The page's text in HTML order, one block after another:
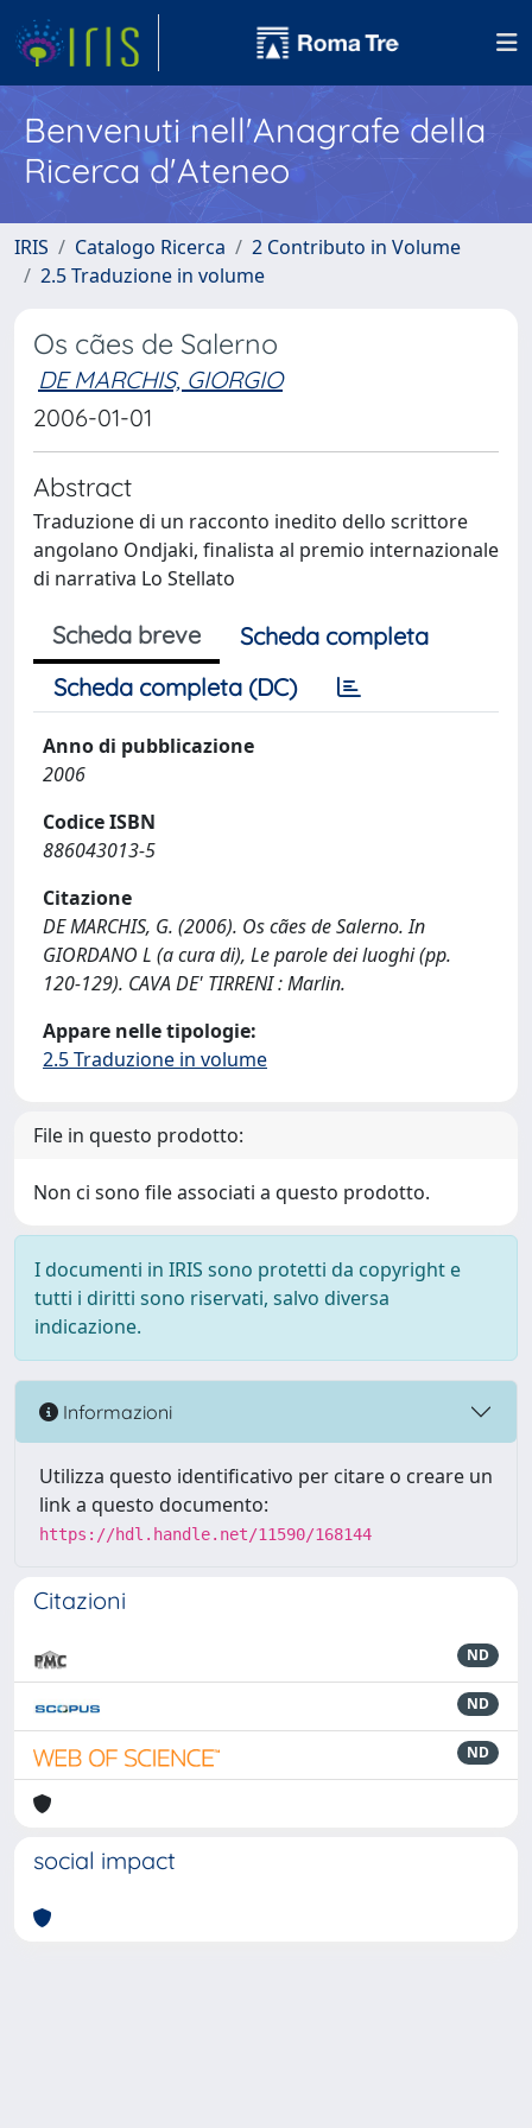
Benvenuti nell'Anagrafe della
Ricerca d'Ateneo
IRIS Catalogo Ricerca
2 Contributo in Volume
2.5 Traduzione in volume
Os cães de Salerno
DE MARCHIS, GIORGIO
2006-01-01
Abstract
Traduzione di un racconto inedito dello scrittore
angolano Ondjaki, finalista al premio internazionale
di narrativa Lo Stellato
Scheda breve
Scheda completa
Scheda completa (DC)
Anno di pubblicazione
2006
Codice ISBN
886043013-5
Citazione
DE MARCHIS, G. (2006). Os cães de Salerno. In
GIORDANO L (a cura di), Le parole dei luoghi (pp.
120-129). CAVA DE' TIRRENI : Marlin.
Appare nelle tipologie:
2.5 Traduzione in volume
File in questo prodotto:
Non ci sono file associati a questo prodotto.
I documenti in IRIS sono protetti da copyright e
tutti i diritti sono riservati, salvo diversa
indicazione.
Informazioni
Utilizza questo identificativo per citare o creare un
link a questo documento:
https://hdl.handle.net/11590/168144
Citazioni
ND
ND
ND
social impact